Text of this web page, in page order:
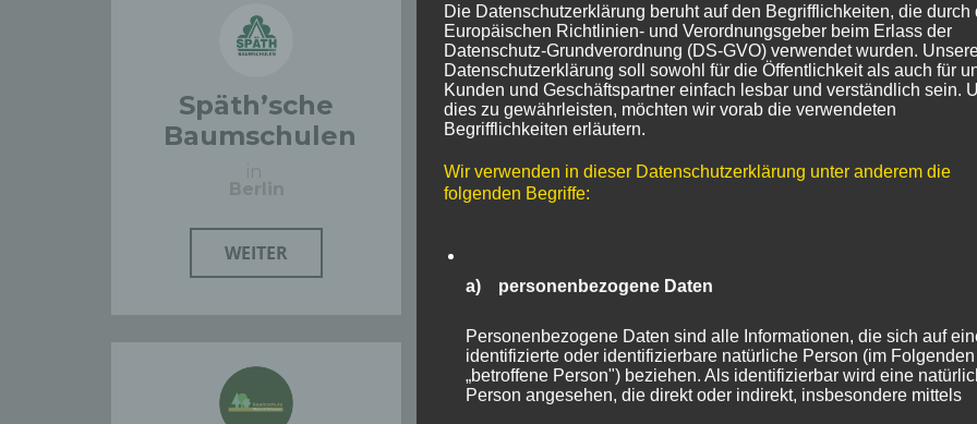
Späth’sche
Baumschulen
in
Berlin
WEITER
Bormann
Baumschule
in
Bad Liebenwerda
Dubrauer
in
Die Datenschutzerklärung beruht auf den Begrifflichkeiten, die durch
Europäischen Richtlinien- und Verordnungsgeber beim Erlass der
Datenschutz-Grundverordnung (DS-GVO) verwendet wurden.
Datenschutzerklärung soll sowohl für die Öffentlichkeit als auch für
Kunden und Geschäftspartner einfach lesbar und verständlich sein.
dies zu gewährleisten, möchten wir vorab die verwendeten
Begrifflichkeiten erläutern.
Wir verwenden in dieser Datenschutzerklärung unter anderem die
folgenden Begriffe:
a) personenbezogene Daten
Personenbezogene Daten sind alle Informationen, die sich auf
identifizierte oder identifizierbare natürliche Person (im Folgenden
„betroffene Person") beziehen. Als identifizierbar wird eine
Person angesehen, die direkt oder indirekt, insbesondere mittels